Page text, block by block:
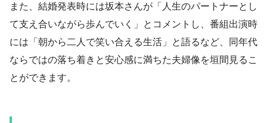
また、結婚発表時には坂本さんが「人生のパートナーとし
て支え合いながら歩んでいく」とコメントし、番組出演時
には「朝から二人で笑い合える生活」と語るなど、同年代
ならではの落ち着きと安心感に満ちた夫婦像を垣間見るこ
とができます。